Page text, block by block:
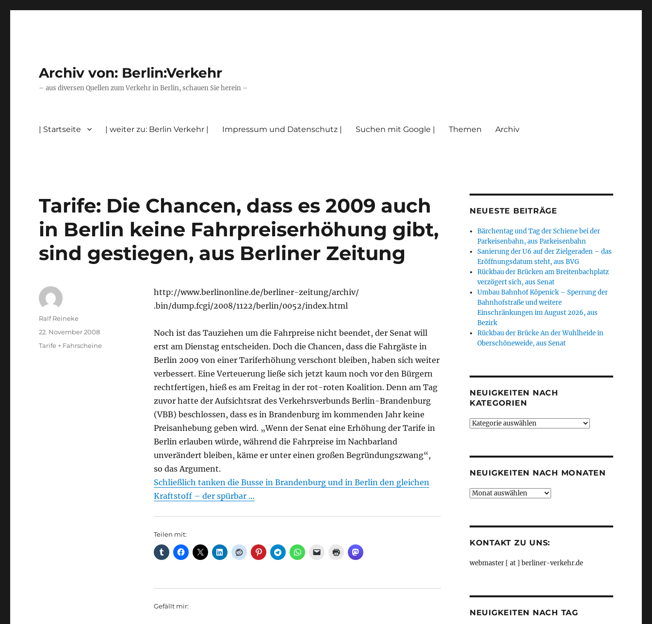
Archiv von: Berlin:Verkehr
– aus diversen Quellen zum Verkehr in Berlin, schauen Sie herein –
| Startseite | weiter zu: Berlin Verkehr | Impressum und Datenschutz | Suchen mit Google | Themen Archiv
Tarife: Die Chancen, dass es 2009 auch
in Berlin keine Fahrpreiserhöhung gibt,
sind gestiegen, aus Berliner Zeitung
http://www.berlinonline.de/berliner-zeitung/archiv/
.bin/dump.fcgi/2008/1122/berlin/0052/index.html
Noch ist das Tauziehen um die Fahrpreise nicht beendet, der Senat will
erst am Dienstag entscheiden. Doch die Chancen, dass die Fahrgäste in
Berlin 2009 von einer Tariferhöhung verschont bleiben, haben sich weiter
verbessert. Eine Verteuerung ließe sich jetzt kaum noch vor den Bürgern
rechtfertigen, hieß es am Freitag in der rot-roten Koalition. Denn am Tag
zuvor hatte der Aufsichtsrat des Verkehrsverbunds Berlin-Brandenburg
(VBB) beschlossen, dass es in Brandenburg im kommenden Jahr keine
Preisanhebung geben wird. „Wenn der Senat eine Erhöhung der Tarife in
Berlin erlauben würde, während die Fahrpreise im Nachbarland
unverändert bleiben, käme er unter einen großen Begründungszwang“,
so das Argument.
Schließlich tanken die Busse in Brandenburg und in Berlin den gleichen
Kraftstoff – der spürbar …
Teilen mit:
Gefällt mir:
Autor
Ralf Reineke
Veröffentlicht
am
22. November 2008
Kategorien
Tarife + Fahrscheine
NEUESTE BEITRÄGE
Bärchentag und Tag der Schiene bei der
Parkeisenbahn, aus Parkeisenbahn
Sanierung der U6 auf der Zielgeraden – das
Eröffnungsdatum steht, aus BVG
Rückbau der Brücken am Breitenbachplatz
verzögert sich, aus Senat
Umbau Bahnhof Köpenick – Sperrung der
Bahnhofstraße und weitere
Einschränkungen im August 2026, aus
Bezirk
Rückbau der Brücke An der Wuhlheide in
Oberschöneweide, aus Senat
NEUIGKEITEN NACH
KATEGORIEN
Neuigkeiten
NEUIGKEITEN NACH MONATEN
Neuigkeiten
KONTAKT ZU UNS:
webmaster [ at ] berliner-verkehr.de
NEUIGKEITEN NACH TAG